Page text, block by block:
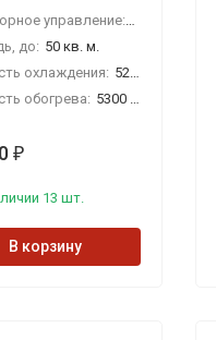
Инверторное управление:Да
до: 50 кв. м.
охлаждения: 5280 Вт
обогрева: 5300 Вт
₽
13 шт.
В корзину